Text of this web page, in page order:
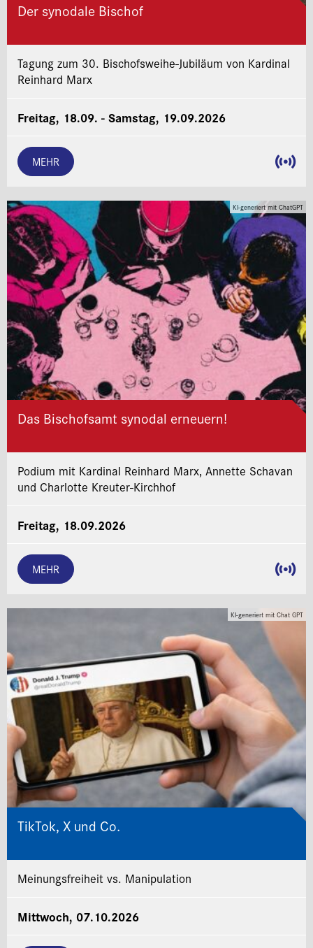
Der synodale Bischof
Tagung zum 30. Bischofsweihe-Jubiläum von Kardinal
Reinhard Marx
Freitag, 18.09. - Samstag, 19.09.2026
MEHR
KI-generiert mit ChatGPT
Das Bischofsamt synodal erneuern!
Podium mit Kardinal Reinhard Marx, Annette Schavan
und Charlotte Kreuter-Kirchhof
Freitag, 18.09.2026
MEHR
KI-generiert mit Chat GPT
TikTok, X und Co.
Meinungsfreiheit vs. Manipulation
Mittwoch, 07.10.2026